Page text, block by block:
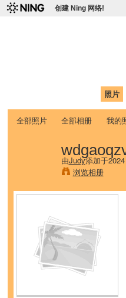
创建 Ning 网络!
照片
全部照片 全部相册 我的
由Judy添加于
浏览相册